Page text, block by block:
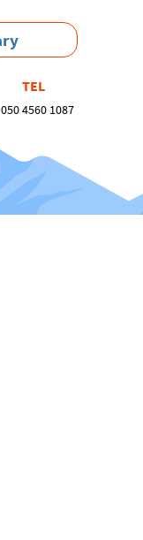
TEL
050 4560 1087